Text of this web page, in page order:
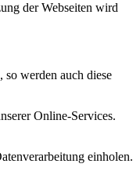
der Webseiten wird
so werden auch diese
Online-Services.
einholen.